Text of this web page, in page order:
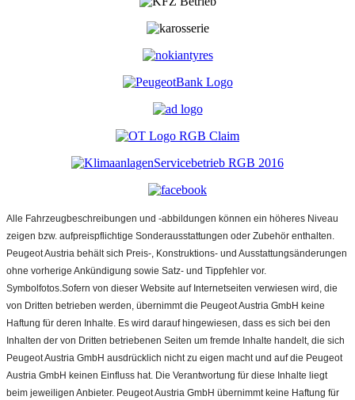
Alle Fahrzeugbeschreibungen und -abbildungen können ein höheres Niveau
zeigen bzw. aufpreispflichtige Sonderausstattungen oder Zubehör enthalten.
Peugeot Austria behält sich Preis-, Konstruktions- und Ausstattungsänderungen
ohne vorherige Ankündigung sowie Satz- und Tippfehler vor.
Symbolfotos.Sofern von dieser Website auf Internetseiten verwiesen wird, die
von Dritten betrieben werden, übernimmt die Peugeot Austria GmbH keine
Haftung für deren Inhalte. Es wird darauf hingewiesen, dass es sich bei den
Inhalten der von Dritten betriebenen Seiten um fremde Inhalte handelt, die sich
Peugeot Austria GmbH ausdrücklich nicht zu eigen macht und auf die Peugeot
Austria GmbH keinen Einfluss hat. Die Verantwortung für diese Inhalte liegt
beim jeweiligen Anbieter. Peugeot Austria GmbH übernimmt keine Haftung für